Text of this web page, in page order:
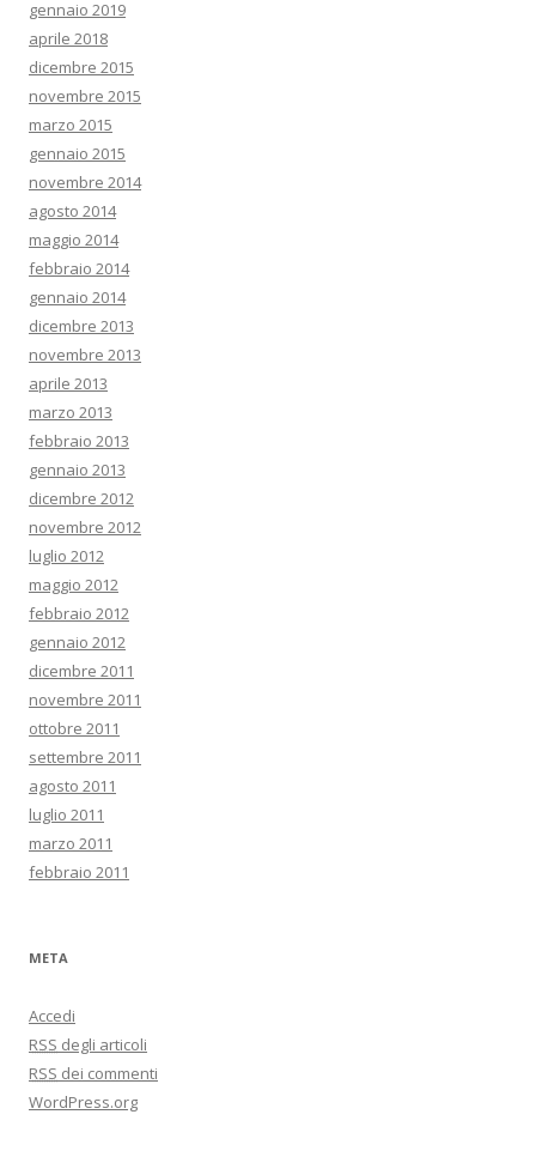
gennaio 2019
aprile 2018
dicembre 2015
novembre 2015
marzo 2015
gennaio 2015
novembre 2014
agosto 2014
maggio 2014
febbraio 2014
gennaio 2014
dicembre 2013
novembre 2013
aprile 2013
marzo 2013
febbraio 2013
gennaio 2013
dicembre 2012
novembre 2012
luglio 2012
maggio 2012
febbraio 2012
gennaio 2012
dicembre 2011
novembre 2011
ottobre 2011
settembre 2011
agosto 2011
luglio 2011
marzo 2011
febbraio 2011
META
Accedi
RSS degli articoli
RSS dei commenti
WordPress.org